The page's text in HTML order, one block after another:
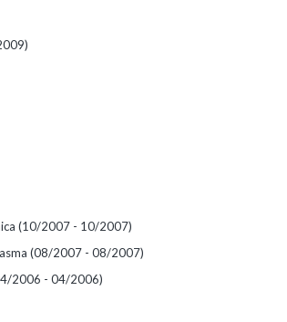
(10/2007 - 10/2007)
(08/2007 - 08/2007)
2006 - 04/2006)